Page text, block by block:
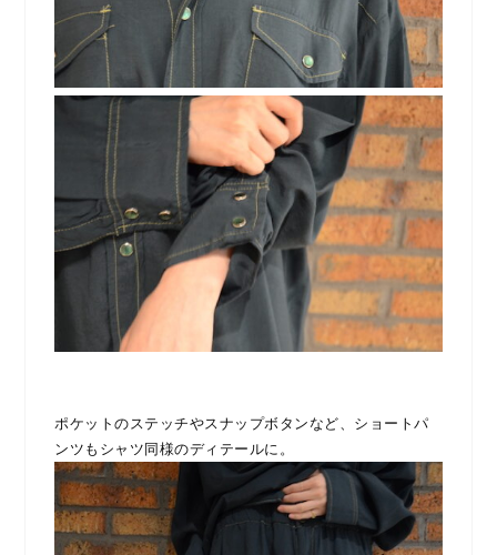
ポケットのステッチやスナップボタンなど、ショートパ
ンツもシャツ同様のディテールに。